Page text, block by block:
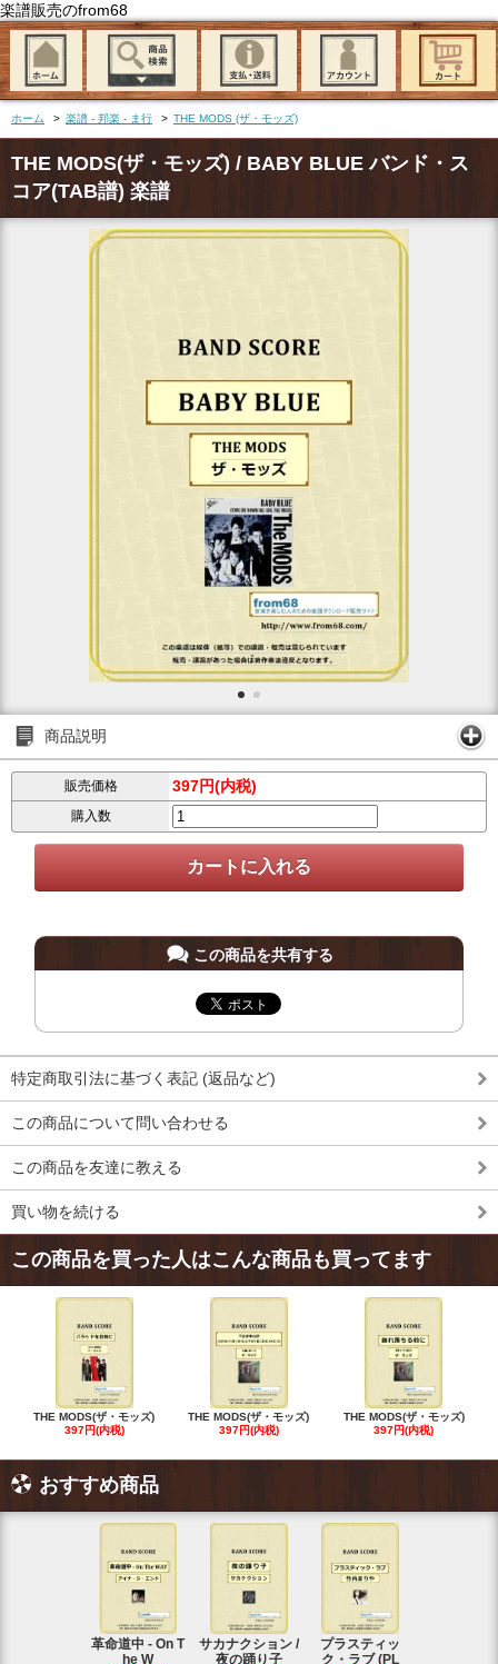
楽譜販売のfrom68
ホーム > 楽譜 - 邦楽 - ま行 > THE MODS (ザ・モッズ)
THE MODS(ザ・モッズ) / BABY BLUE バンド・ス
コア(TAB譜) 楽譜
商品説明
販売価格 397円(内税)
購入数
この商品を共有する
特定商取引法に基づく表記 (返品など)
この商品について問い合わせる
この商品を友達に教える
買い物を続ける
この商品を買った人はこんな商品も買ってます
THE MODS(ザ・モッズ)
397円(内税)
THE MODS(ザ・モッズ)
397円(内税)
THE MODS(ザ・モッズ)
397円(内税)
おすすめ商品
革命道中 - On T
he W
サカナクション /
夜の踊り子
プラスティッ
ク・ラブ (PL